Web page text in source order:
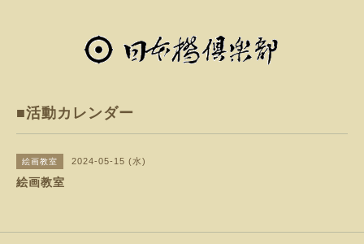
■活動カレンダー
絵画教室 2024-05-15 (水)
絵画教室